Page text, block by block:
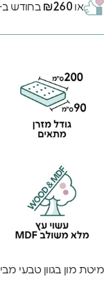
או₪260 בחודש ב-12 תשלומים, ללא
מיטת מון בגוון טבעי